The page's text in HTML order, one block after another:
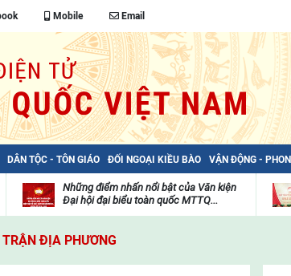
Mobile Email
DÂN TỘC - TÔN GIÁO ĐỐI NGOẠI KIỀU BÀO VẬN ĐỘNG -
viện
Những điểm nhấn nổi bật của Văn kiện
Đại hội đại biểu toàn quốc MTTQ...
ĐỊA PHƯƠNG